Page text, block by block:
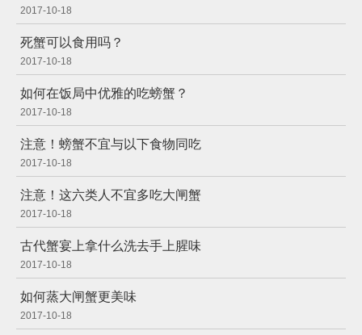
2017-10-18
死蟹可以食用吗？
2017-10-18
如何在饭局中优雅的吃螃蟹？
2017-10-18
注意！螃蟹不宜与以下食物同吃
2017-10-18
注意！这六类人不宜多吃大闸蟹
2017-10-18
古代蟹宴上拿什么洗去手上腥味
2017-10-18
如何蒸大闸蟹更美味
2017-10-18